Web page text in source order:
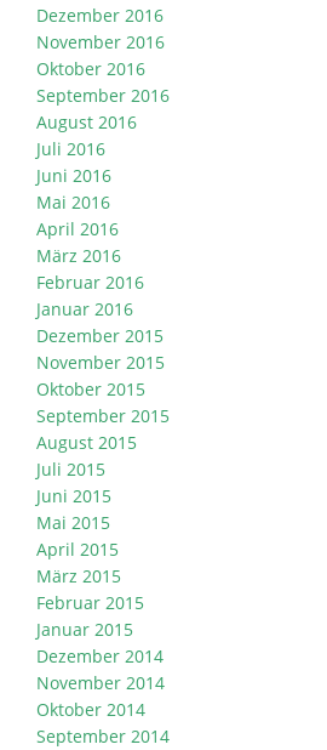
Dezember 2016
November 2016
Oktober 2016
September 2016
August 2016
Juli 2016
Juni 2016
Mai 2016
April 2016
März 2016
Februar 2016
Januar 2016
Dezember 2015
November 2015
Oktober 2015
September 2015
August 2015
Juli 2015
Juni 2015
Mai 2015
April 2015
März 2015
Februar 2015
Januar 2015
Dezember 2014
November 2014
Oktober 2014
September 2014